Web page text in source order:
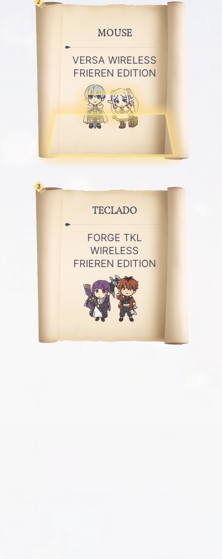
MOUSE
VERSA WIRELESS
FRIEREN EDITION
3
TECLADO
FORGE TKL
WIRELESS
FRIEREN EDITION